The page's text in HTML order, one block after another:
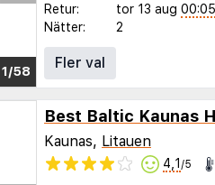
1/51
Retur:
tor 13 aug 00:05
Nätter:
2
Fler val
Best Baltic Kaunas
Kaunas, Litauen
4,1 /5